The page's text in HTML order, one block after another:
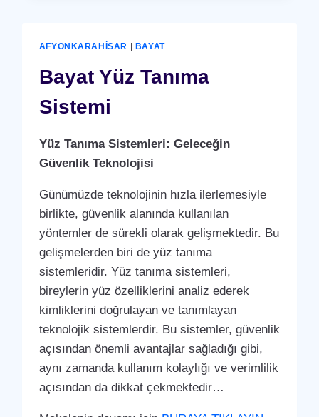
AFYONKARAHISAR | BAYAT
Bayat Yüz Tanıma
Sistemi
Yüz Tanıma Sistemleri: Geleceğin
Güvenlik Teknolojisi
Günümüzde teknolojinin hızla ilerlemesiyle
birlikte, güvenlik alanında kullanılan
yöntemler de sürekli olarak gelişmektedir. Bu
gelişmelerden biri de yüz tanıma
sistemleridir. Yüz tanıma sistemleri,
bireylerin yüz özelliklerini analiz ederek
kimliklerini doğrulayan ve tanımlayan
teknolojik sistemlerdir. Bu sistemler, güvenlik
açısından önemli avantajlar sağladığı gibi,
aynı zamanda kullanım kolaylığı ve verimlilik
açısından da dikkat çekmektedir…